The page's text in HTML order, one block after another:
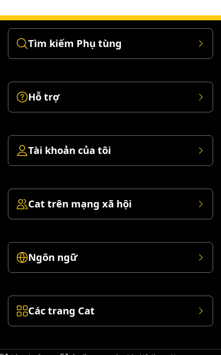
Tìm kiếm Phụ tùng
Hỗ trợ
Tài khoản của tôi
Cat trên mạng xã hội
Ngôn ngữ
Các trang Cat